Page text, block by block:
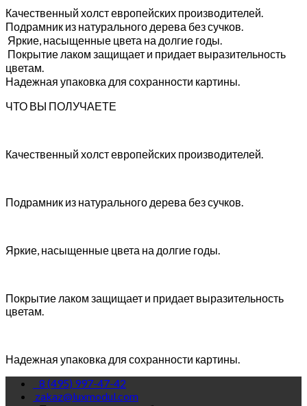
Качественный холст европейских производителей.
Подрамник из натурального дерева без сучков.
Яркие, насыщенные цвета на долгие годы.
Покрытие лаком защищает и придает выразительность
цветам.
Надежная упаковка для сохранности картины.
ЧТО ВЫ ПОЛУЧАЕТЕ
Качественный холст европейских производителей.
Подрамник из натурального дерева без сучков.
Яркие, насыщенные цвета на долгие годы.
Покрытие лаком защищает и придает выразительность
цветам.
Надежная упаковка для сохранности картины.
8 (495) 997-47-42
zakaz@luxmodul.com